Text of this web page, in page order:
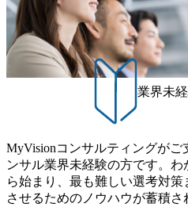
制度あり オンライン ● 必須要
持ちの方 ・システム・ソフト
件定義～基本設計など上流経験
● 歓迎要件 ・要件定義から詳
工程の経験 ・サブリーダー以
様との折衝経験、交渉経験 ・
務改善に取り組まれたご経験
で主体的に動ける方 ・年齢に
直に受け取れる方 ・推進力の
スポーツ&エンターテイメント
し、業界内で大きな存在感を
タイルやライフイベントに対応
実現するため、さまざまなサポ
文化理解や女性の活躍推進など
クス制度やフリーロケーショ
どの多様な働き方をサポート
6年8月23日(日) 9:00～18:00終了
6年8月23日(日)にSustainable
します。 当SUは「Globalでの
ストの構造改革」といった伝
イアントがこれから取組むべき
ogram (女性候補者向け選考支
ます。クライアントに斬新なソ
雑な経営課題を解決するために
は欠かせません。是非、ユニー
性の皆様に多数ご参画頂きた
性はどのように活躍をしてい
験がなく対策の仕方が知りた
食事などのカジュアルな交流
ススタディ、1対1の模擬面接
月の期間に渡り行い、選考に
ルタント未経験の方でも、戦略
業界未
MyVisionコンサルティングがご
ンサル業界未経験の方です。
ら始まり、最も難しい選考対
させるためのノウハウが蓄積さ